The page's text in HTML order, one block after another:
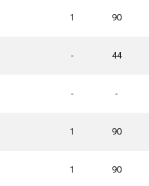
1 90
- 44
- -
1 90
1 90